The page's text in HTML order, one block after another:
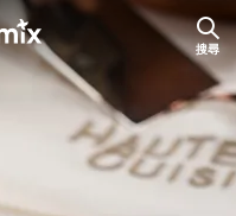
搜尋